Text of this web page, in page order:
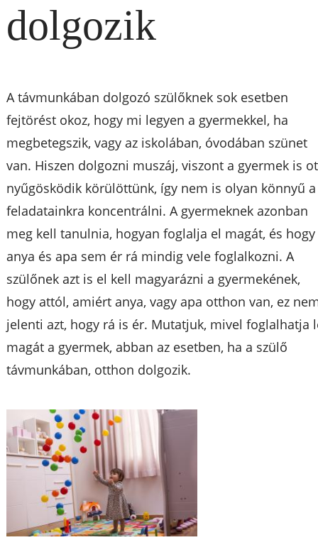
dolgozik
A távmunkában dolgozó szülőknek sok esetben
fejtörést okoz, hogy mi legyen a gyermekkel, ha
megbetegszik, vagy az iskolában, óvodában szünet
van. Hiszen dolgozni muszáj, viszont a gyermek is
nyűgösködik körülöttünk, így nem is olyan könnyű a
feladatainkra koncentrálni. A gyermeknek azonban
meg kell tanulnia, hogyan foglalja el magát, és hogy
anya és apa sem ér rá mindig vele foglalkozni. A
szülőnek azt is el kell magyarázni a gyermekének,
hogy attól, amiért anya, vagy apa otthon van, ez
jelenti azt, hogy rá is ér. Mutatjuk, mivel foglalhatja
magát a gyermek, abban az esetben, ha a szülő
távmunkában, otthon dolgozik.